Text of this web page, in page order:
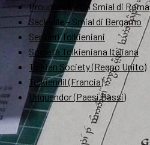
Proudneck – Lo Smial di Roma
Sackville – Smial di Bergamo
Sentieri Tolkieniani
Società Tolkieniana Italiana
Tolkien Society (Regno Unito)
Tolkiendil (Francia)
Unquendor (Paesi Bassi)